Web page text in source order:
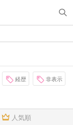
経歴 非表示
人気順